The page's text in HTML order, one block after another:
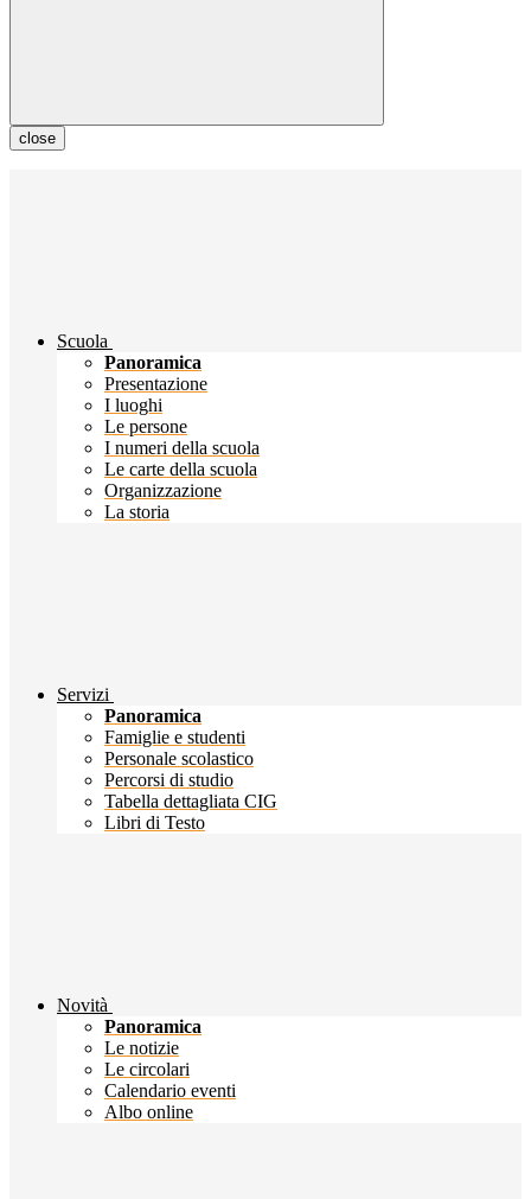
close
Scuola
Panoramica
Presentazione
I luoghi
Le persone
I numeri della scuola
Le carte della scuola
Organizzazione
La storia
Servizi
Panoramica
Famiglie e studenti
Personale scolastico
Percorsi di studio
Tabella dettagliata CIG
Libri di Testo
Novità
Panoramica
Le notizie
Le circolari
Calendario eventi
Albo online